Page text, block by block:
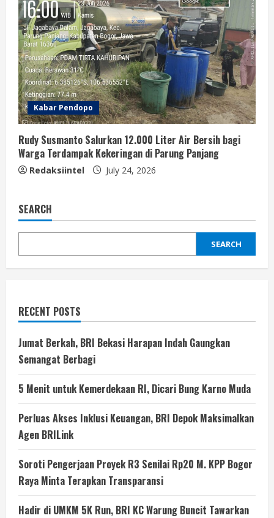
Kabar Pendopo
Rudy Susmanto Salurkan 12.000 Liter Air Bersih bagi
Warga Terdampak Kekeringan di Parung Panjang
Redaksiintel July 24, 2026
SEARCH
SEARCH
RECENT POSTS
Jumat Berkah, BRI Bekasi Harapan Indah Gaungkan
Semangat Berbagi
5 Menit untuk Kemerdekaan RI, Dicari Bung Karno Muda
Perluas Akses Inklusi Keuangan, BRI Depok Maksimalkan
Agen BRILink
Soroti Pengerjaan Proyek R3 Senilai Rp20 M. KPP Bogor
Raya Minta Terapkan Transparansi
Hadir di UMKM 5K Run, BRI KC Warung Buncit Tawarkan